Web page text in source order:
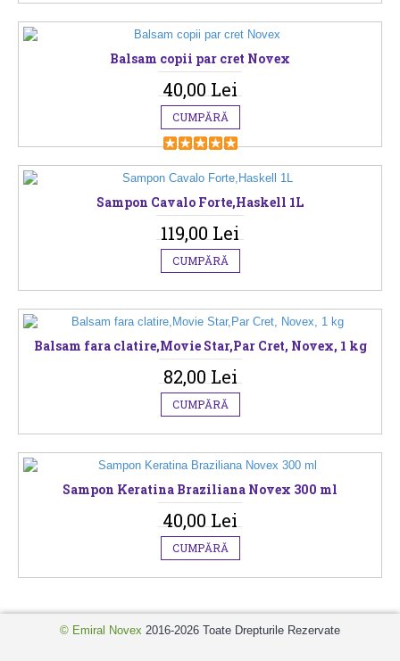
Balsam copii par cret Novex
40,00 Lei
CUMPĂRĂ
Sampon Cavalo Forte,Haskell 1L
119,00 Lei
CUMPĂRĂ
Balsam fara clatire,Movie Star,Par Cret, Novex, 1 kg
82,00 Lei
CUMPĂRĂ
Sampon Keratina Braziliana Novex 300 ml
40,00 Lei
CUMPĂRĂ
© Emiral Novex 2016-2026 Toate Drepturile Rezervate